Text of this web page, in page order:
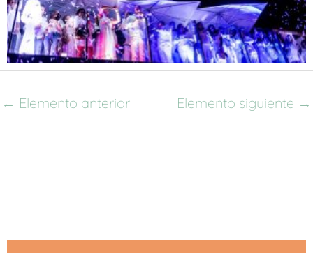
← Elemento anterior Elemento siguiente →